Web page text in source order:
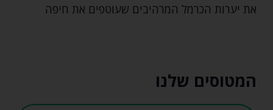
את יערות הכרמל המרהיבים שעוטפים את חיפה
המטוסים שלנו